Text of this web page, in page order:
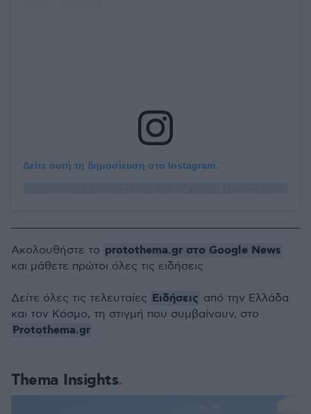
Δείτε αυτή τη δημοσίευση στο Instagram.
Thema Insights
Ακολουθήστε το protothema.gr στο Google News
και μάθετε πρώτοι όλες τις ειδήσεις
Δείτε όλες τις τελευταίες Ειδήσεις από την Ελλάδα
και τον Κόσμο, τη στιγμή που συμβαίνουν, στο
Protothema.gr